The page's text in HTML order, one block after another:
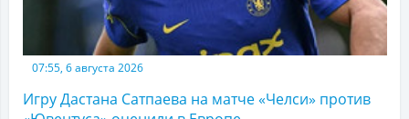
07:55, 6 августа 2026
Игру Дастана Сатпаева на матче «Челси» против